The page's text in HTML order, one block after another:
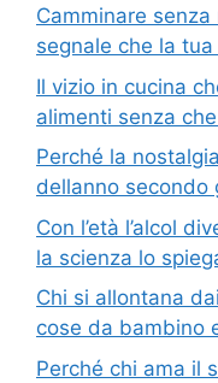
Camminare
segnale che la
Il vizio in cucina
alimenti senza
Perché la
dellanno secondo
Con l’età l’alcol
la scienza lo
Chi si allontana
cose da bambino
Perché chi ama il